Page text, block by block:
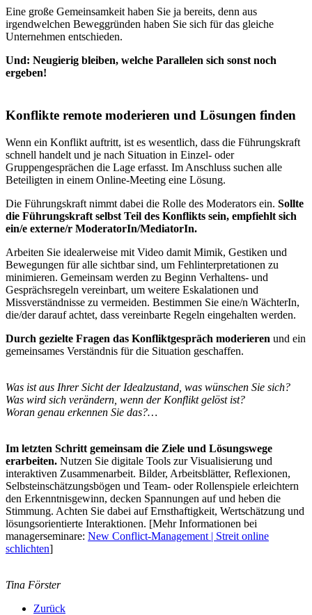
Eine große Gemeinsamkeit haben Sie ja bereits, denn aus
irgendwelchen Beweggründen haben Sie sich für das gleiche
Unternehmen entschieden.
Und: Neugierig bleiben, welche Parallelen sich sonst noch
ergeben!
Konflikte remote moderieren und Lösungen finden
Wenn ein Konflikt auftritt, ist es wesentlich, dass die Führungskraft
schnell handelt und je nach Situation in Einzel- oder
Gruppengesprächen die Lage erfasst. Im Anschluss suchen alle
Beteiligten in einem Online-Meeting eine Lösung.
Die Führungskraft nimmt dabei die Rolle des Moderators ein. Sollte
die Führungskraft selbst Teil des Konflikts sein, empfiehlt sich
ein/e externe/r ModeratorIn/MediatorIn.
Arbeiten Sie idealerweise mit Video damit Mimik, Gestiken und
Bewegungen für alle sichtbar sind, um Fehlinterpretationen zu
minimieren. Gemeinsam werden zu Beginn Verhaltens- und
Gesprächsregeln vereinbart, um weitere Eskalationen und
Missverständnisse zu vermeiden. Bestimmen Sie eine/n WächterIn,
die/der darauf achtet, dass vereinbarte Regeln eingehalten werden.
Durch gezielte Fragen das Konfliktgespräch moderieren und ein
gemeinsames Verständnis für die Situation geschaffen.
Was ist aus Ihrer Sicht der Idealzustand, was wünschen Sie sich?
Was wird sich verändern, wenn der Konflikt gelöst ist?
Woran genau erkennen Sie das?…
Im letzten Schritt gemeinsam die Ziele und Lösungswege
erarbeiten. Nutzen Sie digitale Tools zur Visualisierung und
interaktiven Zusammenarbeit. Bilder, Arbeitsblätter, Reflexionen,
Selbsteinschätzungsbögen und Team- oder Rollenspiele erleichtern
den Erkenntnisgewinn, decken Spannungen auf und heben die
Stimmung. Achten Sie dabei auf Ernsthaftigkeit, Wertschätzung und
lösungsorientierte Interaktionen. [Mehr Informationen bei
managerseminare: New Conflict-Management | Streit online
schlichten]
Tina Förster
Zurück